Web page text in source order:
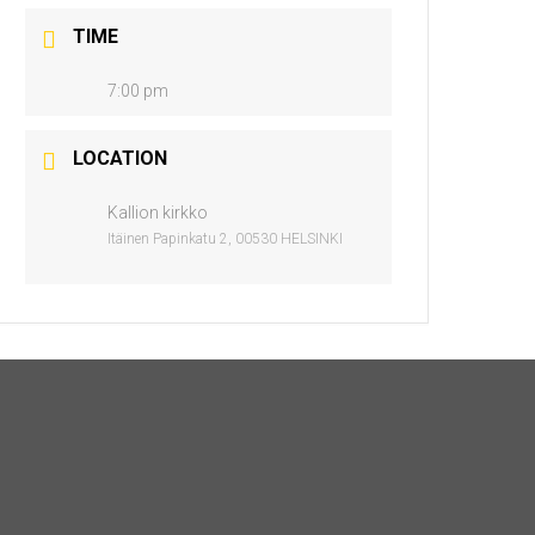
TIME
7:00 pm
LOCATION
Kallion kirkko
Itäinen Papinkatu 2, 00530 HELSINKI